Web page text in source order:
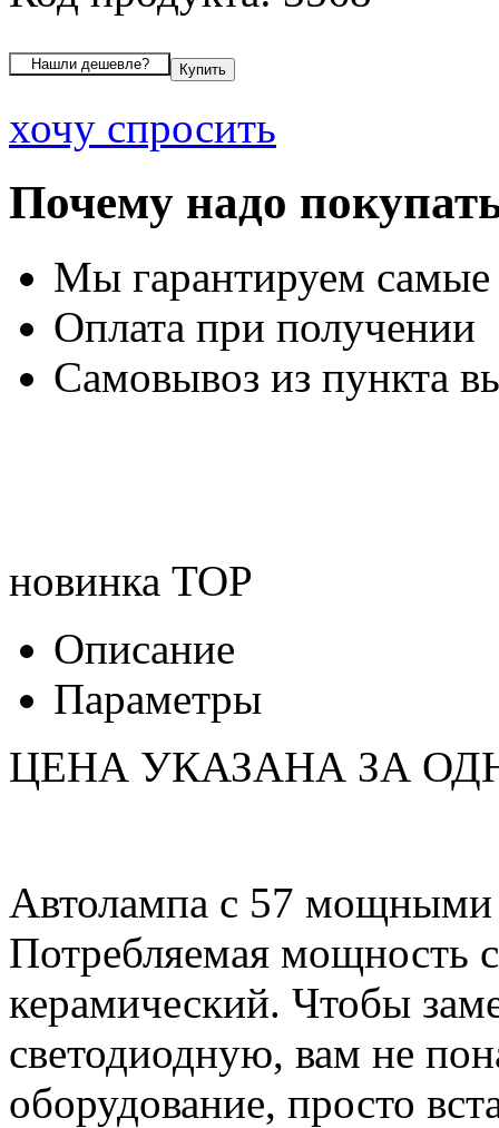
хочу спросить
Почему надо
Мы гарантируем
Оплата при получении
Самовывоз из пункта
новинка TOP
Описание
Параметры
ЦЕНА УКАЗАНА ЗА
Автолампа с 57 мощными
Потребляемая мощность
керамический. Чтобы
светодиодную, вам не
оборудование, просто